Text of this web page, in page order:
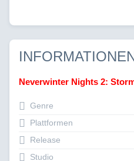
Neverwinter Nights 2:
Genre
Plattformen
Release
Studio